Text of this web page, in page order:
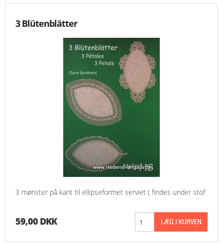
3 Blütenblätter
3 mønster på kant til ellipseformet serviet ( findes under stof
59,00 DKK